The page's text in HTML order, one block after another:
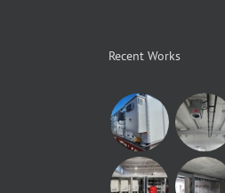
Recent Works